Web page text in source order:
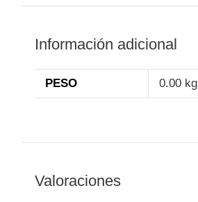
Información adicional
PESO 0.00 kg
Valoraciones